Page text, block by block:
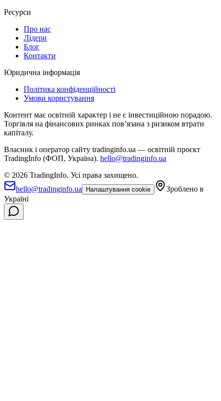
Ресурси
Про нас
Лідери
Блог
Контакти
Юридична інформація
Політика конфіденційності
Умови користування
Контент має освітній характер і не є інвестиційною порадою.
Торгівля на фінансових ринках повʼязана з ризиком втрати
капіталу.
Власник і оператор сайту tradinginfo.ua — освітній проєкт
TradingInfo (ФОП, Україна). hello@tradinginfo.ua
© 2026 TradingInfo. Усі права захищено.
hello@tradinginfo.ua
Налаштування cookie
Зроблено в
Україні